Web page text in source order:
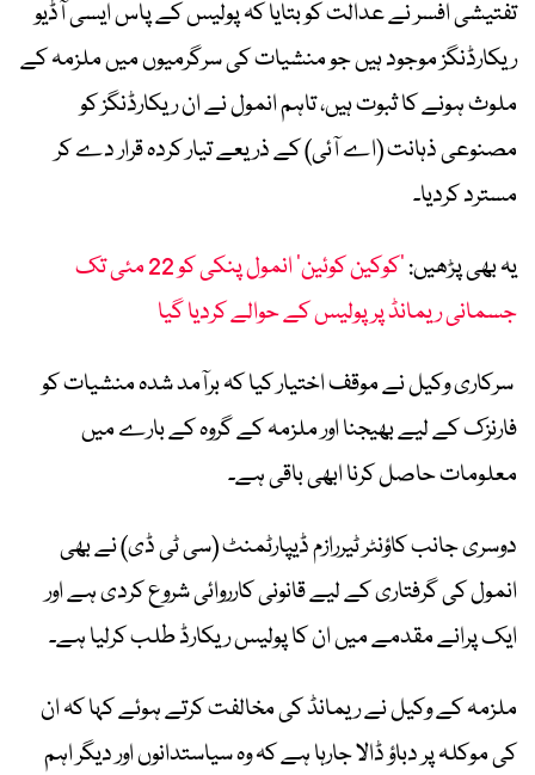
تفتیشی افسر نے عدالت کو بتایا کہ پولیس کے پاس ایسی آڈیو
ریکارڈنگز موجود ہیں جو منشیات کی سرگرمیوں میں ملزمہ کے
ملوث ہونے کا ثبوت ہیں، تاہم انمول نے ان ریکارڈنگز کو
مصنوعی ذہانت (اے آئی) کے ذریعے تیار کردہ قرار دے کر
مسترد کردیا۔
یہ بھی پڑھیں:
’کوکین کوئین‘ انمول پنکی کو 22 مئی تک
جسمانی ریمانڈ پر پولیس کے حوالے کردیا گیا
سرکاری وکیل نے موقف اختیار کیا کہ برآمد شدہ منشیات کو
فارنزک کے لیے بھیجنا اور ملزمہ کے گروہ کے بارے میں
معلومات حاصل کرنا ابھی باقی ہے۔
دوسری جانب کاؤنٹر ٹیررازم ڈیپارٹمنٹ (سی ٹی ڈی) نے بھی
انمول کی گرفتاری کے لیے قانونی کارروائی شروع کردی ہے اور
ایک پرانے مقدمے میں ان کا پولیس ریکارڈ طلب کرلیا ہے۔
ملزمہ کے وکیل نے ریمانڈ کی مخالفت کرتے ہوئے کہا کہ ان
کی موکلہ پر دباؤ ڈالا جارہا ہے کہ وہ سیاستدانوں اور دیگر اہم